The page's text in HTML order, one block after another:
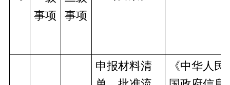
事项
事项
申报材料清
《中华人民